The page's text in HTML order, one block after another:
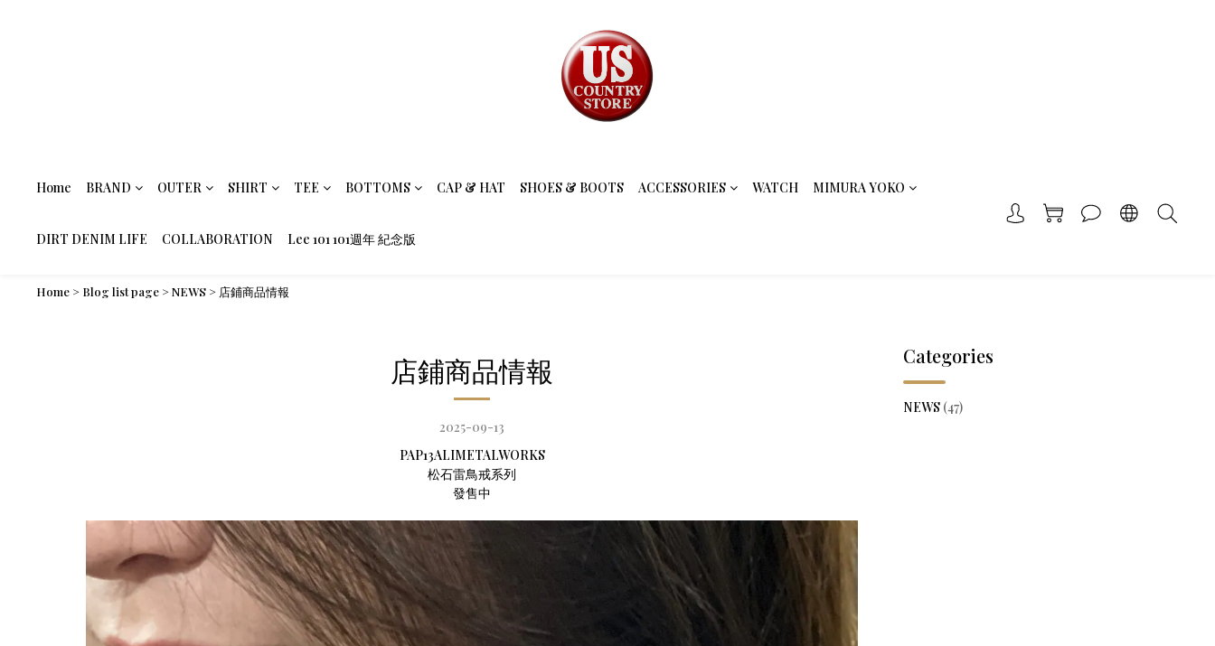
Home BRAND OUTER SHIRT TEE BOTTOMS CAP & HAT SHOES & BOOTS ACCESSORIES WATCH MIMURA YOKO
DIRT DENIM LIFE COLLABORATION Lee 101 101週年 紀念版
Home > Blog list page >NEWS > 店鋪商品情報
店鋪商品情報
2025-09-13
PAP13ALIMETALWORKS
松石雷鳥戒系列
發售中
Categories
NEWS (47)